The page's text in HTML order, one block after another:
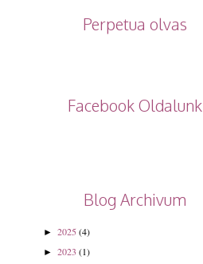
Perpetua olvas
Facebook Oldalunk
Blog Archivum
► 2025 (4)
► 2023 (1)